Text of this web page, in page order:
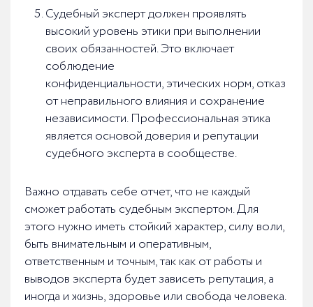
Судебный эксперт должен проявлять
высокий уровень этики при выполнении
своих обязанностей. Это включает
соблюдение
конфиденциальности, этических норм, отказ
от неправильного влияния и сохранение
независимости. Профессиональная этика
является основой доверия и репутации
судебного эксперта в сообществе.
Важно отдавать себе отчет, что не каждый
сможет работать судебным экспертом. Для
этого нужно иметь стойкий характер, силу воли,
быть внимательным и оперативным,
ответственным и точным, так как от работы и
выводов эксперта будет зависеть репутация, а
иногда и жизнь, здоровье или свобода человека.